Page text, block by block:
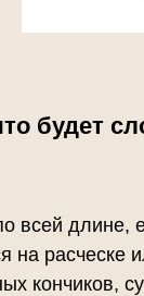
будет
всей длине,
на расческе
кончиков,